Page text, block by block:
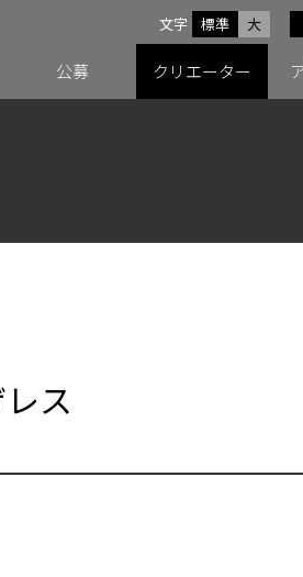
文字サイズ
標準 大
ンドスペース
ンドスペースX
ツアンドスペ
公募 クリエーター
ス